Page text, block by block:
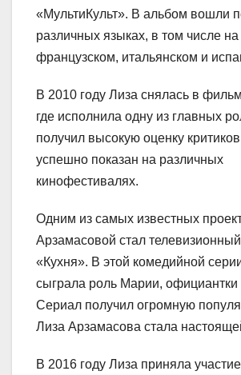
«МультиКульт». В альбом вошли
различных языках, в том числе на
французском, итальянском и
В 2010 году Лиза снялась в
где исполнила одну из главных
получил высокую оценку
успешно показан на различных
кинофестивалях.
Одним из самых известных
Арзамасовой стал
«Кухня». В этой комедийной
сыграла роль Марии, официантки
Сериал получил огромную
Лиза Арзамасова стала
В 2016 году Лиза приняла